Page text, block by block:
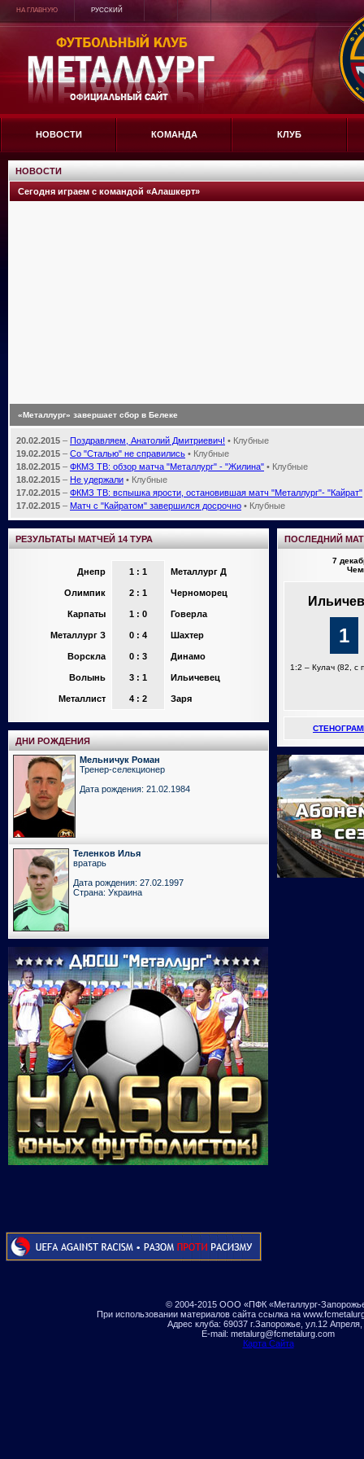
НА ГЛАВНУЮ РУССКИЙ
НОВОСТИ КОМАНДА КЛУБ
НОВОСТИ
Сегодня играем с командой «Алашкерт»
«Металлург» завершает сбор в Белеке
20.02.2015 – Поздравляем, Анатолий Дмитриевич! • Клубные
19.02.2015 – Со "Сталью" не справились • Клубные
18.02.2015 – ФКМЗ ТВ: обзор матча "Металлург" - "Жилина" • Клубные
18.02.2015 – Не удержали • Клубные
17.02.2015 – ФКМЗ ТВ: вспышка ярости, остановившая матч "Металлург"- "Кайрат"
17.02.2015 – Матч с "Кайратом" завершился досрочно • Клубные
РЕЗУЛЬТАТЫ МАТЧЕЙ 14 ТУРА
Днепр 1 : 1 Металлург Д
Олимпик 2 : 1 Черноморец
Карпаты 1 : 0 Говерла
Металлург З 0 : 4 Шахтер
Ворскла 0 : 3 Динамо
Волынь 3 : 1 Ильичевец
Металлист 4 : 2 Заря
ДНИ РОЖДЕНИЯ
Мельничук Роман
Тренер-селекционер
Дата рождения: 21.02.1984
Теленков Илья
вратарь
Дата рождения: 27.02.1997
Страна: Украина
ПОСЛЕДНИЙ
7
1
1:2 – Кулач (82, с
© 2004-2015 ООО «ПФК «Металлург-
При использовании материалов сайта ссылка на
Адрес клуба: 69037 г.Запорожье, ул.12 Апреля,
E-mail: metalurg@fcmetalurg.com
Карта Сайта